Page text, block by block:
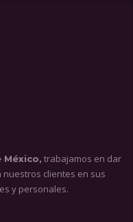
México, trabajamos en dar
clientes en sus
y personales.